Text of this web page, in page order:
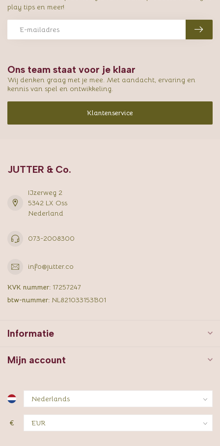
Ons team staat voor je klaar
Wij denken graag met je mee. Met aandacht, ervaring en
kennis van spel en ontwikkeling.
Klantenservice
play tips en meer!
JUTTER & Co.
IJzerweg 2
5342 LX Oss
Nederland
073-2008300
info@jutter.co
KVK nummer: 17257247
btw-nummer: NL821033153B01
Informatie
Mijn account
€